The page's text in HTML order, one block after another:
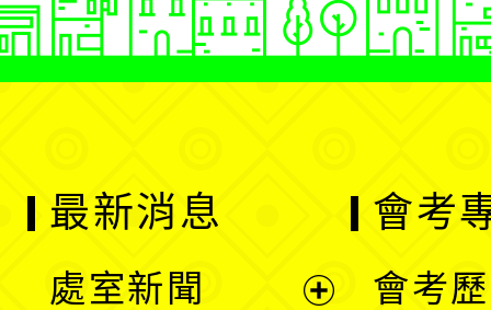
最新消息
處室新聞
會考
會考